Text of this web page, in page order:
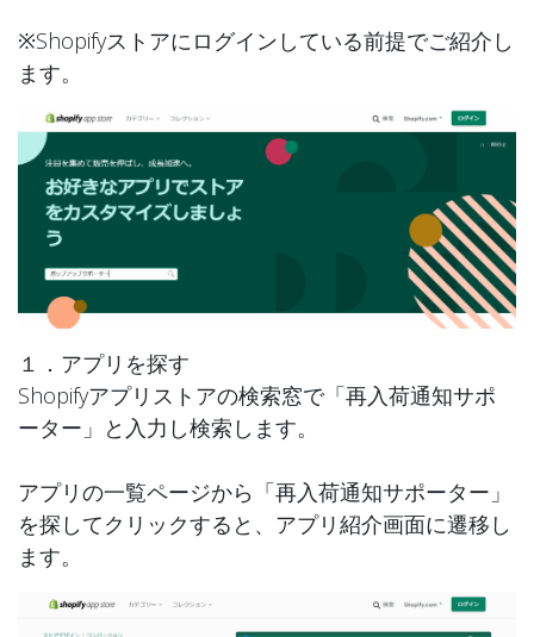
※Shopifyストアにログインしている前提でご紹介し
ます。
１．アプリを探す
Shopifyアプリストアの検索窓で「再入荷通知サポ
ーター」と入力し検索します。
アプリの一覧ページから「再入荷通知サポーター」
を探してクリックすると、アプリ紹介画面に遷移し
ます。